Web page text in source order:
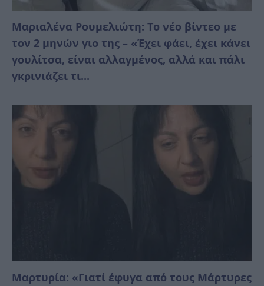
Μαριαλένα Ρουμελιώτη: Το νέο βίντεο με
τον 2 μηνών γιο της – «Έχει φάει, έχει κάνει
γουλίτσα, είναι αλλαγμένος, αλλά και πάλι
γκρινιάζει τι...
Μαρτυρία: «Γιατί έφυγα από τους Μάρτυρες